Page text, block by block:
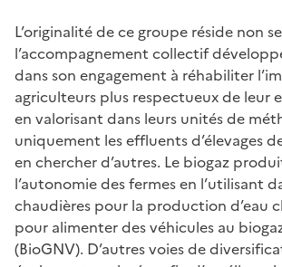
L’originalité de ce groupe réside non
l’accompagnement collectif
dans son engagement à réhabiliter
agriculteurs plus respectueux de leur
en valorisant dans leurs unités de
uniquement les effluents d’élevages
en chercher d’autres. Le biogaz
l’autonomie des fermes en l’utilisant
chaudières pour la production d’eau
pour alimenter des véhicules au
(BioGNV). D’autres voies de